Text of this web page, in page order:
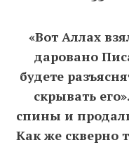
«Вот Аллах
даровано
будете
скрывать
спины и
Как же скверно